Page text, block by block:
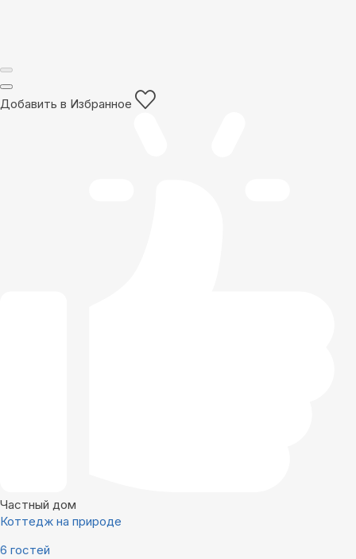
Добавить в Избранное
Частный дом
Коттедж на природе
6 гостей